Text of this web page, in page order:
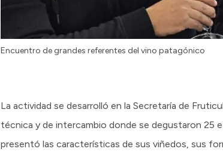
Encuentro de grandes referentes del vino patagónico
La actividad se desarrolló en la Secretaría de
técnica y de intercambio donde se degustaron
presentó las características de sus viñedos, sus